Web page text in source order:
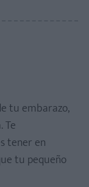
tu embarazo,
Te
tener en
tu pequeño